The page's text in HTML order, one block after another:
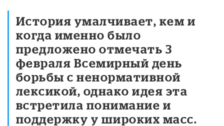
История умалчивает, кем и
когда именно было
предложено отмечать 3
февраля Всемирный день
борьбы с ненормативной
лексикой, однако идея эта
встретила понимание и
поддержку у широких масс.